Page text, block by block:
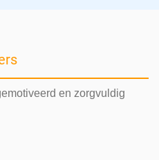
en zorgvuldig